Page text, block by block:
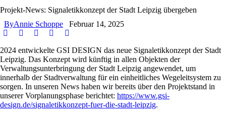
Projekt-News: Signaletikkonzept der Stadt Leipzig übergeben
ByAnnie Schoppe Februar 14, 2025
2024 entwickelte GSI DESIGN das neue Signaletikkonzept der Stadt
Leipzig. Das Konzept wird künftig in allen Objekten der
Verwaltungsunterbringung der Stadt Leipzig angewendet, um
innerhalb der Stadtverwaltung für ein einheitliches Wegeleitsystem zu
sorgen. In unseren News haben wir bereits über den Projektstand in
unserer Vorplanungsphase berichtet: https://www.gsi-
design.de/signaletikkonzept-fuer-die-stadt-leipzig.